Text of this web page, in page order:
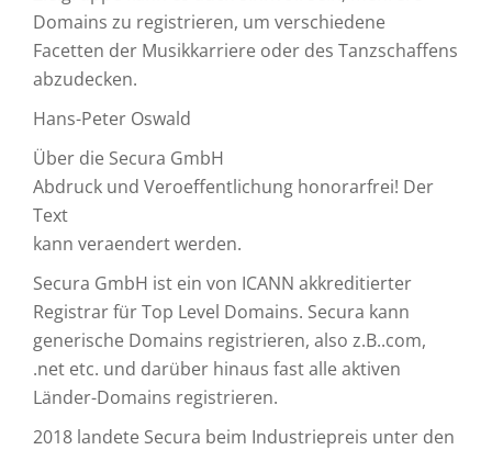
Domains zu registrieren, um verschiedene
Facetten der Musikkarriere oder des Tanzschaffens
abzudecken.
Hans-Peter Oswald
Über die Secura GmbH
Abdruck und Veroeffentlichung honorarfrei! Der
Text
kann veraendert werden.
Secura GmbH ist ein von ICANN akkreditierter
Registrar für Top Level Domains. Secura kann
generische Domains registrieren, also z.B..com,
.net etc. und darüber hinaus fast alle aktiven
Länder-Domains registrieren.
2018 landete Secura beim Industriepreis unter den